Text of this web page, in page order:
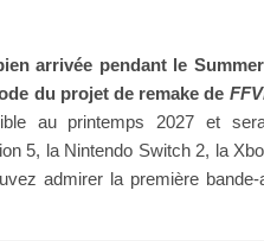
arrivée pendant le
du projet de remake de
au printemps 2027 et
5, la Nintendo Switch 2, la
admirer la première